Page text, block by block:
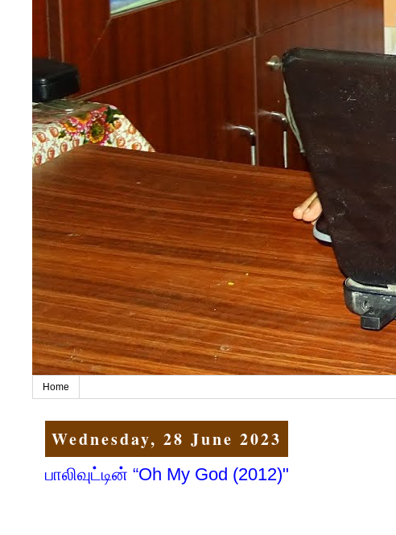
Home
Wednesday, 28 June 2023
பாலிவுட்டின் “Oh My God (2012)"